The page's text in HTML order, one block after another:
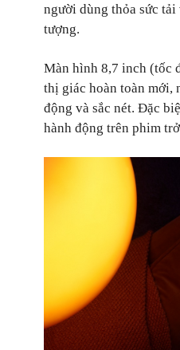
người dùng thỏa sức
tượng.
Màn hình 8,7 inch (tốc
thị giác hoàn toàn mới,
động và sắc nét. Đặc
hành động trên phim